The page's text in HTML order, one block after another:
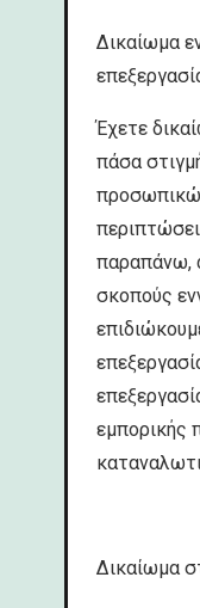
Δικαίωμα
Έχετε
πάσα
παραπάνω,
σκοπούς
εμπορικής
Δικαίωμα